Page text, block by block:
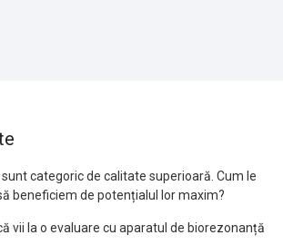
categoric de calitate superioară. Cum le
beneficiem de potențialul lor maxim?
vii la o evaluare cu aparatul de biorezonanță